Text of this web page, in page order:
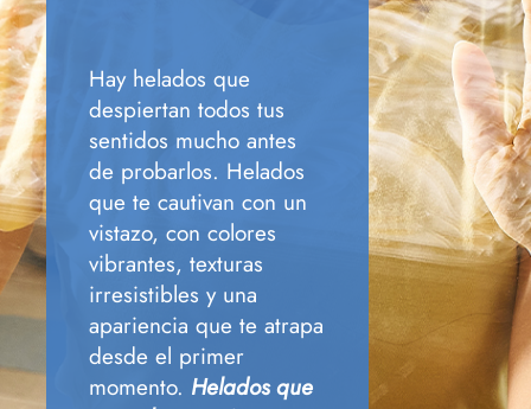
Hay helados que
despiertan todos tus
sentidos mucho antes
de probarlos. Helados
que te cautivan con un
vistazo, con colores
vibrantes, texturas
irresistibles y una
apariencia que te atrapa
desde el primer
momento. Helados que